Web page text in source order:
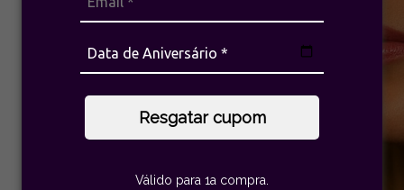
Resgatar cupom
Válido para 1a compra.